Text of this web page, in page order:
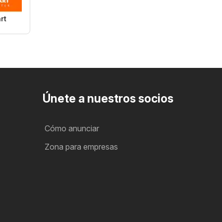
Únete a nuestros socios
Cómo anunciar
Zona para empresas